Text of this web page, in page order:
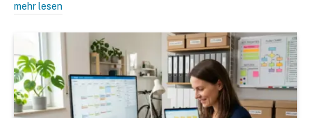
mehr lesen